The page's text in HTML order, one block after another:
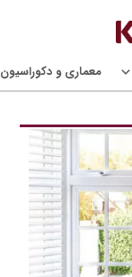
معماری و دکوراسیون